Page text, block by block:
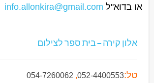
או בדוא"ל info.allonkira@gmail.com
אלון קירה – בית ספר לצילום
טל:052-4400553
,
054-7260062